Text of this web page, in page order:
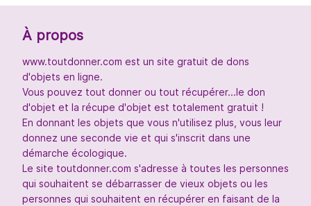
À propos
www.toutdonner.com est un site gratuit de dons
d'objets en ligne.
Vous pouvez tout donner ou tout récupérer...le don
d'objet et la récupe d'objet est totalement gratuit !
En donnant les objets que vous n'utilisez plus, vous leur
donnez une seconde vie et qui s'inscrit dans une
démarche écologique.
Le site toutdonner.com s'adresse à toutes les personnes
qui souhaitent se débarrasser de vieux objets ou les
personnes qui souhaitent en récupérer en faisant de la